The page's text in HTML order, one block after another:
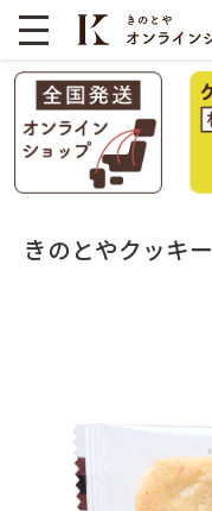
きのとやクッキー